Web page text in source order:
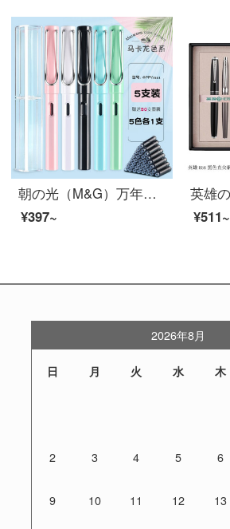
朝の光（M&G）万年筆のマカロン色の男性と女の子は墨嚢学生に代わって字を練習することができます。可愛い書道筆は3-6年生、3年生、4年生の小学生専用五色の各一本です。
¥397~
¥511~
2026年8月
日 月 火 水 木
2 3 4 5 6
9 10 11 12 13